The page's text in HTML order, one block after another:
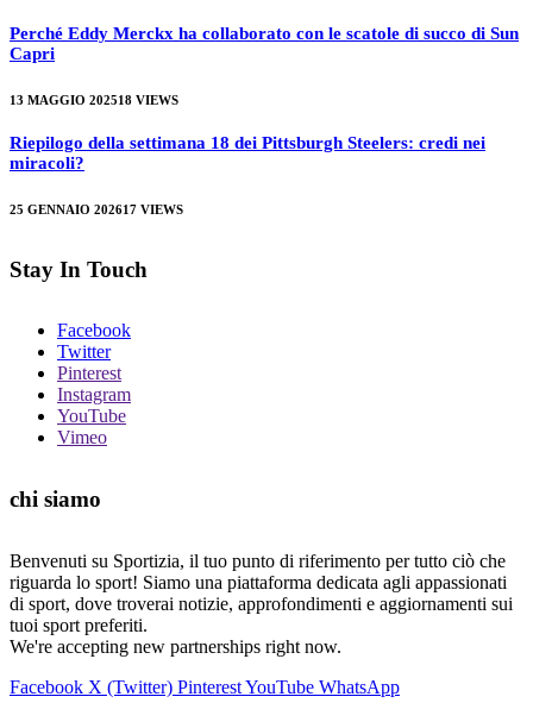
Perché Eddy Merckx ha collaborato con le scatole di succo di Sun
Capri
13 MAGGIO 202518 VIEWS
Riepilogo della settimana 18 dei Pittsburgh Steelers: credi nei
miracoli?
25 GENNAIO 202617 VIEWS
Stay In Touch
Facebook
Twitter
Pinterest
Instagram
YouTube
Vimeo
chi siamo
Benvenuti su Sportizia, il tuo punto di riferimento per tutto ciò che
riguarda lo sport! Siamo una piattaforma dedicata agli appassionati
di sport, dove troverai notizie, approfondimenti e aggiornamenti sui
tuoi sport preferiti.
We're accepting new partnerships right now.
Facebook X (Twitter) PinterestYouTube WhatsApp